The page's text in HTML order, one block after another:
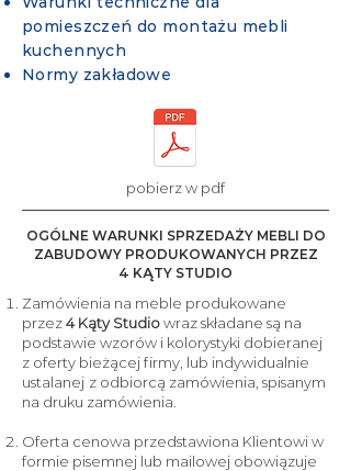
pomieszczeń do montażu mebli
kuchennych
Normy zakładowe
pobierz w pdf
OGÓLNE WARUNKI SPRZEDAŻY MEBLI DO
ZABUDOWY PRODUKOWANYCH PRZEZ
4 KĄTY STUDIO
Zamówienia na meble produkowane
przez4 Kąty Studiowraz składane są na
podstawie wzorów i kolorystyki dobieranej
z oferty bieżącej firmy, lub indywidualnie
ustalanej z odbiorcą zamówienia, spisanym
na druku zamówienia.
Oferta cenowa przedstawiona Klientowi w
formie pisemnej lub mailowej obowiązuje